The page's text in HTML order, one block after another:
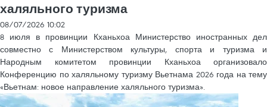
халяльного туризма
08/07/2026 10:02
8 июля в провинции Кханьхоа Министерство иностранных дел
совместно с Министерством культуры, спорта и туризма и
Народным комитетом провинции Кханьхоа организовало
Конференцию по халяльному туризму Вьетнама 2026 года на тему
«Вьетнам: новое направление халяльного туризма».